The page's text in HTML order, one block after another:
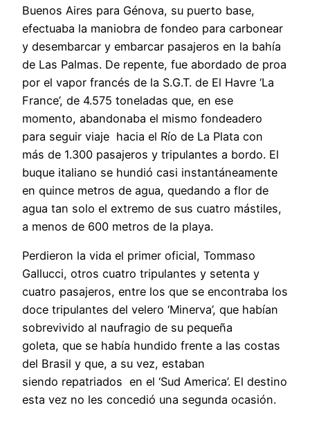
Buenos Aires para Génova, su puerto base,
efectuaba la maniobra de fondeo para carbonear
y desembarcar y embarcar pasajeros en la bahía
de Las Palmas. De repente, fue abordado de proa
por el vapor francés de la S.G.T. de El Havre ‘La
France’, de 4.575 toneladas que, en ese
momento, abandonaba el mismo fondeadero
para seguir viaje hacia el Río de La Plata con
más de 1.300 pasajeros y tripulantes a bordo. El
buque italiano se hundió casi instantáneamente
en quince metros de agua, quedando a flor de
agua tan solo el extremo de sus cuatro mástiles,
a menos de 600 metros de la playa.
Perdieron la vida el primer oficial, Tommaso
Gallucci, otros cuatro tripulantes y setenta y
cuatro pasajeros, entre los que se encontraba los
doce tripulantes del velero ‘Minerva’, que habían
sobrevivido al naufragio de su pequeña
goleta, que se había hundido frente a las costas
del Brasil y que, a su vez, estaban
siendo repatriados en el ‘Sud America’. El destino
esta vez no les concedió una segunda ocasión.